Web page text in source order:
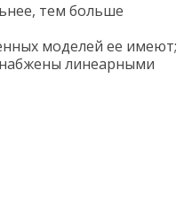
тем больше
моделей ее имеют;
линеарными